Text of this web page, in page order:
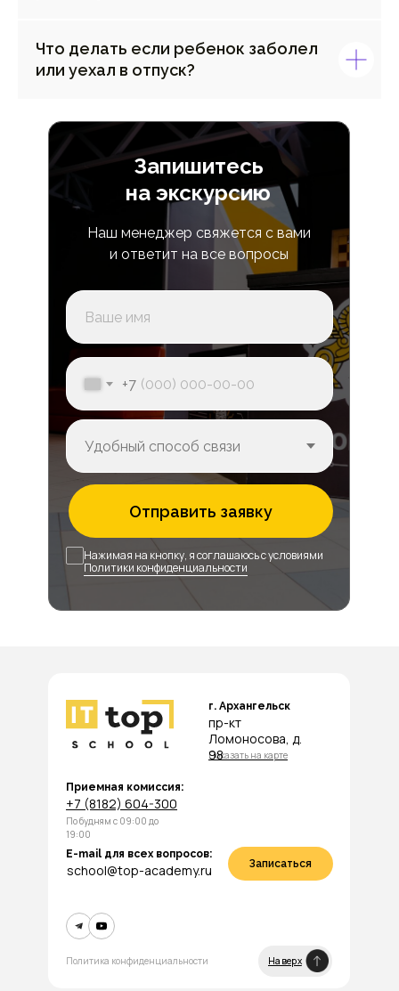
Что делать если ребенок заболел
или уехал в отпуск?
Запишитесь
на экскурсию
Наш менеджер свяжется с вами
и ответит на все вопросы
+7
Отправить заявку
Нажимая на кнопку, я соглашаюсь с условиями
Политики конфиденциальности
Наверх
Политика конфиденциальности
По будням с 09:00 до
19:00
г. Архангельск
Приемная комиссия:
пр-кт
Ломоносова, д.
98
Показать на карте
school@top-academy.ru
E-mail для всех вопросов:
Записаться
+7 (8182) 604-300